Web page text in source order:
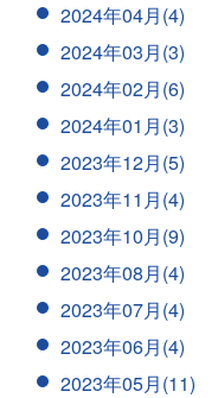
2024年04月(4)
2024年03月(3)
2024年02月(6)
2024年01月(3)
2023年12月(5)
2023年11月(4)
2023年10月(9)
2023年08月(4)
2023年07月(4)
2023年06月(4)
2023年05月(11)